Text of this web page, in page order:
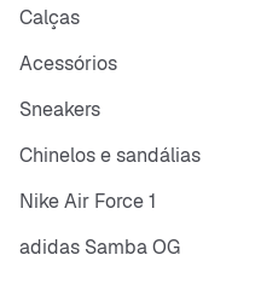
Calças
Acessórios
Sneakers
Chinelos e sandálias
Nike Air Force 1
adidas Samba OG